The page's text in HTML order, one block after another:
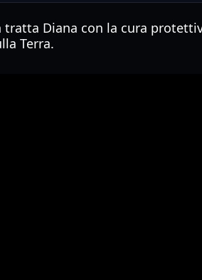
Diana con la cura
Terra.